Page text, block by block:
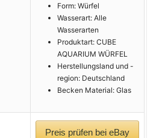
Form: Würfel
Wasserart: Alle
Wasserarten
Produktart: CUBE
AQUARIUM WÜRFEL
Herstellungsland und -
region: Deutschland
Becken Material: Glas
Preis prüfen bei eBay